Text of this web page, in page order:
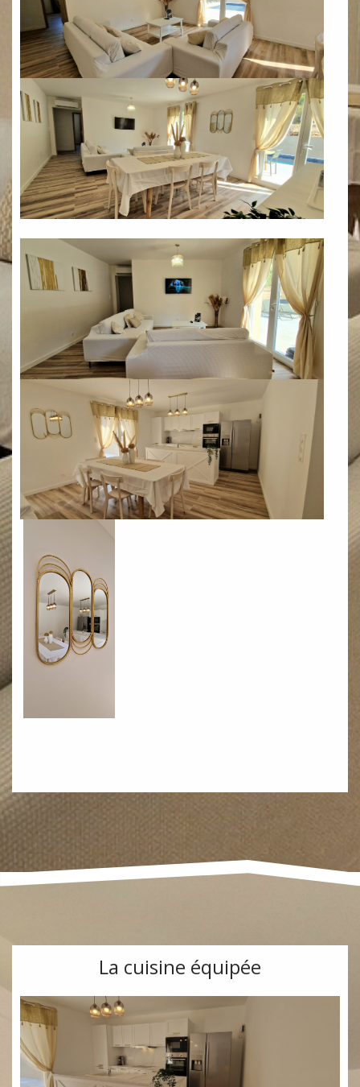
La cuisine équipée